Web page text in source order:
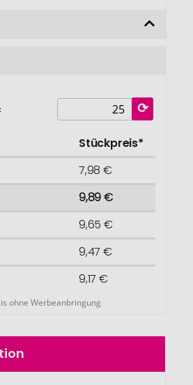
Stückpreis*
7,98 €
9,89 €
9,65 €
9,47 €
9,17 €
ohne Werbeanbringung